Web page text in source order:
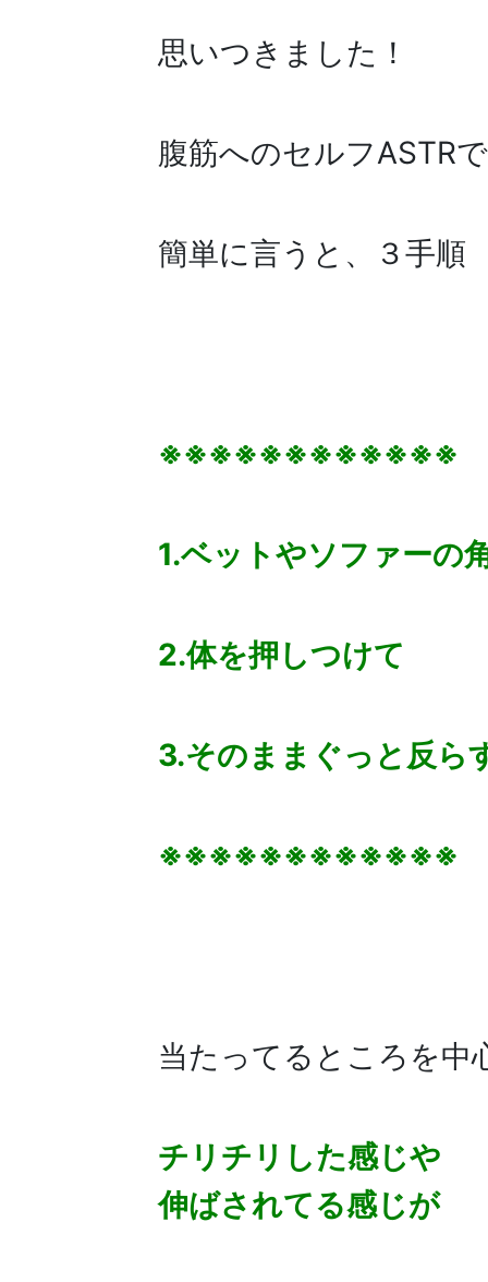
思いつきました！
腹筋へのセルフASTR
簡単に言うと、３手順
※※※※※※※※※※※※
1.ベットやソファーの
2.体を押しつけて
3.そのままぐっと反ら
※※※※※※※※※※※※
当たってるところを中
チリチリした感じや
伸ばされてる感じが